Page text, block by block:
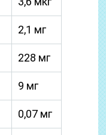
2,1 мг
228 мг
9 мг
0,07 мг